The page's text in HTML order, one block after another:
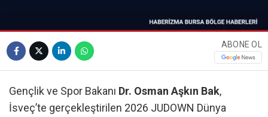
ABONE OL
Gençlik ve Spor Bakanı Dr. Osman Aşkın Bak,
İsveç’te gerçekleştirilen 2026 JUDOWN Dünya